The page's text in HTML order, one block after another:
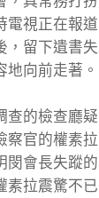
電視正在報
，留下遺書
地向前走著。
查的檢查廳
察官的權素
閔會長失蹤
素拉震驚不